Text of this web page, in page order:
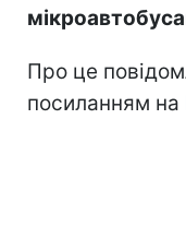
Про це
посиланням на